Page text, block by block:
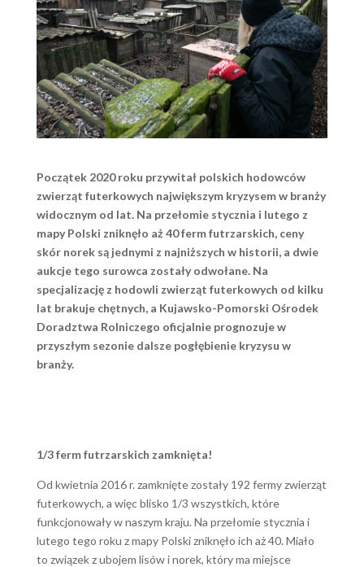
Początek 2020 roku przywitał polskich hodowców
zwierząt futerkowych największym kryzysem w branży
widocznym od lat. Na przełomie stycznia i lutego z
mapy Polski zniknęło aż 40 ferm futrzarskich, ceny
skór norek są jednymi z najniższych w historii, a dwie
aukcje tego surowca zostały odwołane. Na
specjalizację z hodowli zwierząt futerkowych od kilku
lat brakuje chętnych, a Kujawsko-Pomorski Ośrodek
Doradztwa Rolniczego oficjalnie prognozuje w
przyszłym sezonie dalsze pogłębienie kryzysu w
branży.
1/3 ferm futrzarskich zamknięta!
Od kwietnia 2016 r. zamknięte zostały 192 fermy zwierząt
futerkowych, a więc blisko 1/3 wszystkich, które
funkcjonowały w naszym kraju. Na przełomie stycznia i
lutego tego roku z mapy Polski zniknęło ich aż 40. Miało
to związek z ubojem lisów i norek, który ma miejsce